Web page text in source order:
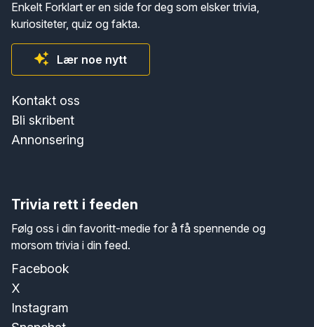
Enkelt Forklart er en side for deg som elsker trivia,
kuriositeter, quiz og fakta.
Lær noe nytt
Kontakt oss
Bli skribent
Annonsering
Trivia rett i feeden
Følg oss i din favoritt-medie for å få spennende og
morsom trivia i din feed.
Facebook
X
Instagram